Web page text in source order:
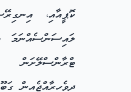
ކޮޕީއާއި،
ލައިސަންސެއްނަމަ
ދިވެހިރާއްޖެއިން